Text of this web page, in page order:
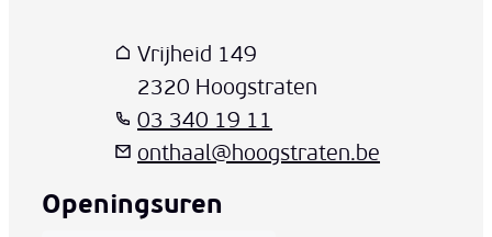
Vrijheid 149
,2320 Hoogstraten
03 340 19 11
onthaal@hoogstraten.be
Openingsuren